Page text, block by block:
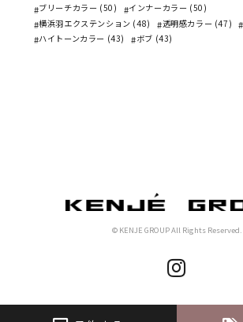
ブリーチカラー (50)
インナーカラー (50)
横浜羽エクステンション (48)
透明感カラー (47)
ハイトーンカラー (43)
ボブ (43)
© KENJE GROUP All Rights Reserved.